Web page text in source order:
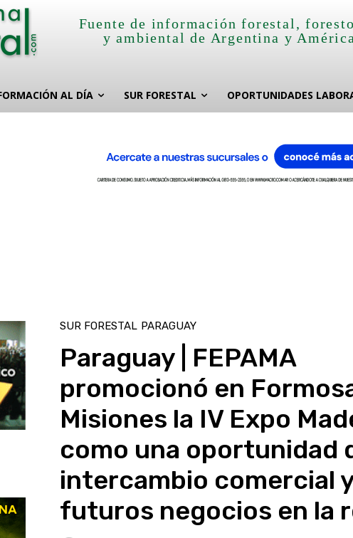
Fuente de información forestal,
y ambiental de Argentina y
AL DÍA SUR FORESTAL OPORTUNIDADES
SUR FORESTAL PARAGUAY
Paraguay | FEPAMA
promocionó en
Misiones la IV Expo
como una oportunidad
intercambio comercial
futuros negocios en la